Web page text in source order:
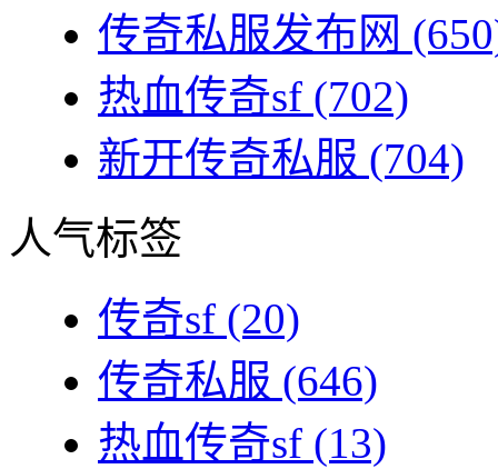
传奇私服发布网
热血传奇sf (702)
新开传奇私服 (704)
人气标签
传奇sf (20)
传奇私服 (646)
热血传奇sf (13)